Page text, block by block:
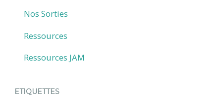
Nos Sorties
Ressources
Ressources JAM
ETIQUETTES